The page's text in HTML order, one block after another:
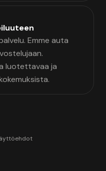
Emme auta
luotettavaa ja